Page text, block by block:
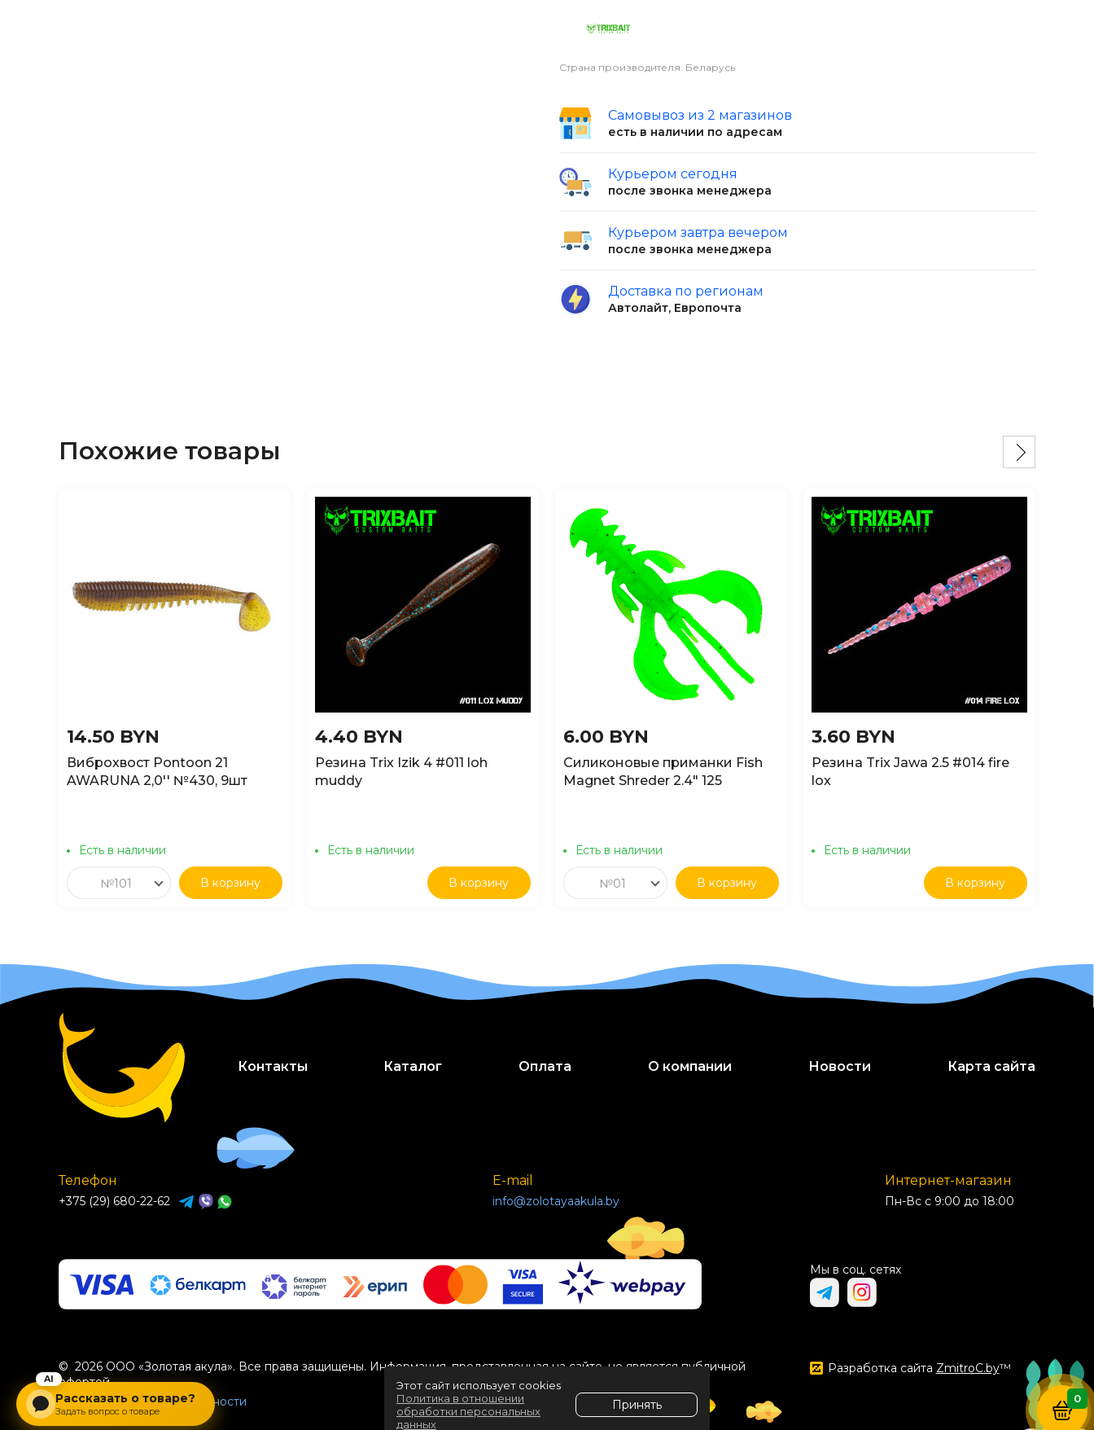
Страна производителя: Беларусь
Самовывоз из 2 магазинов
есть в наличии по адресам
Курьером сегодня
после звонка менеджера
Курьером завтра вечером
после звонка менеджера
Доставка по регионам
Автолайт, Европочта
Похожие товары
14.50 BYN
Виброхвост Pontoon 21
AWARUNA 2,0'' №430, 9шт
Есть в наличии
№101 В корзину
4.40 BYN
Резина Trix Izik 4 #011 loh
muddy
Есть в наличии
В корзину
6.00 BYN
Силиконовые приманки Fish
Magnet Shreder 2.4" 125
Есть в наличии
№01 В корзину
3.60 BYN
Резина Trix Jawa 2.5 #014 fire
lox
Есть в наличии
В корзину
Контакты Каталог Оплата О компании Новости Карта сайта
Телефон
+375 (29) 680-22-62
E-mail
info@zolotayaakula.by
Интернет-магазин
Пн-Вс с 9:00 до 18:00
Мы в соц. сетях
© 2026 ООО «Золотая акула». Все права защищены. Информация, представленная на сайте, не является публичной
офертой.
Политика конфиденциальности
Разработка сайта ZmitroC.by™
0
Этот сайт использует cookies
Политика в отношении
обработки персональных
данных
Принять
Рассказать о товаре?
Задать вопрос о товаре